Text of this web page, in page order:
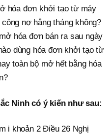
hóa đơn khởi tạo từ máy
nợ hằng tháng không?
hóa đơn bán ra sau ngày
dùng hóa đơn khởi tạo từ
toàn bộ mở hết bằng hóa
Ninh có ý kiến như sau:
i khoản 2 Điều 26 Nghị